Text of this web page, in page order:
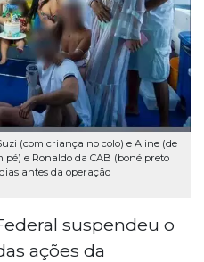
(com criança no colo) e Aline (de
pé) e Ronaldo da CAB (boné preto
antes da operação
suspendeu o
ações da